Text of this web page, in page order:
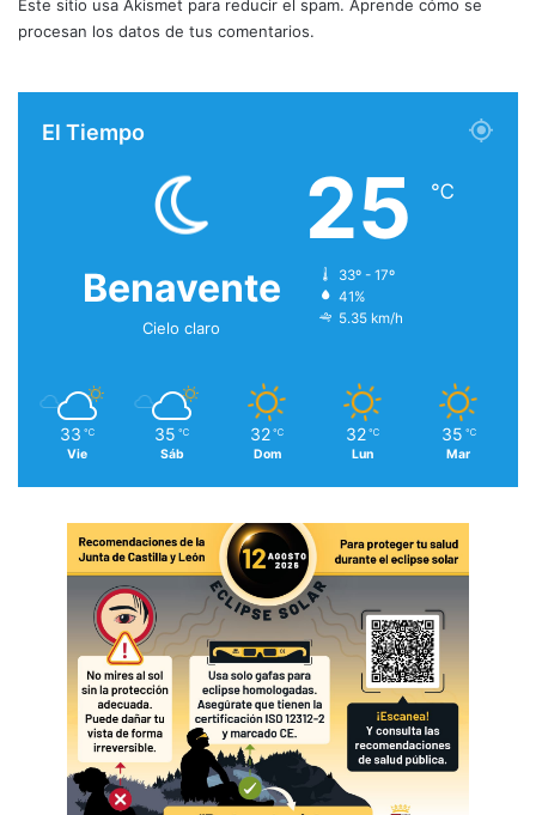
Este sitio usa Akismet para reducir el spam. Aprende cómo se
procesan los datos de tus comentarios.
El Tiempo
Benavente
Cielo claro
25 ℃
33º - 17º
41%
5.35 km/h
33 ℃
Vie
35 ℃
Sáb
32 ℃
Dom
32 ℃
Lun
35 ℃
Mar